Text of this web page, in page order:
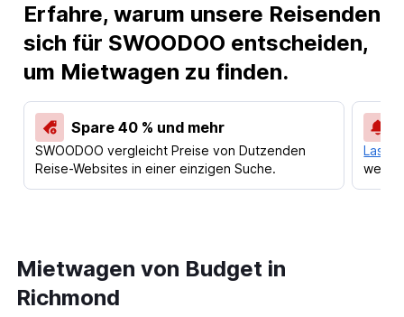
Erfahre, warum unsere Reisenden
sich für SWOODOO entscheiden,
um Mietwagen zu finden.
Spare 40 % und mehr
SWOODOO vergleicht Preise von Dutzenden
Reise-Websites in einer einzigen Suche.
Lass
Mietwagen von Budget in
Richmond